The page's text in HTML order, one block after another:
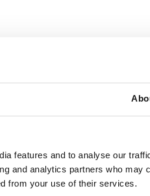
features and to analyse our
and analytics partners who may
from your use of their services.
De Bighair Clip-in
volume behandeling. De
100/120 Keratine/Wax